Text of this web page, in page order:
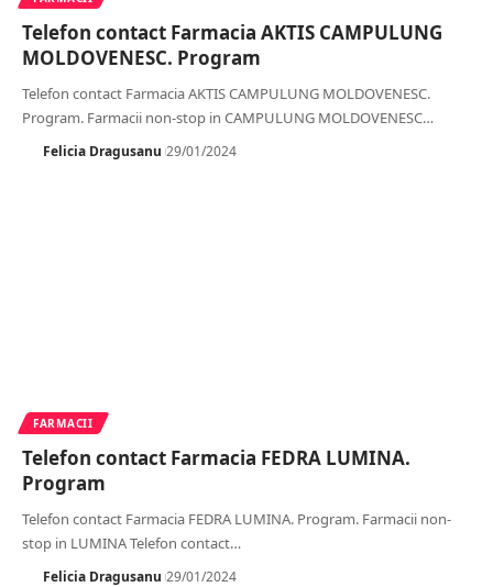
Telefon contact Farmacia AKTIS CAMPULUNG
MOLDOVENESC. Program
Telefon contact Farmacia AKTIS CAMPULUNG MOLDOVENESC.
Program. Farmacii non-stop in CAMPULUNG MOLDOVENESC…
Felicia Dragusanu 29/01/2024
FARMACII
Telefon contact Farmacia FEDRA LUMINA.
Program
Telefon contact Farmacia FEDRA LUMINA. Program. Farmacii non-
stop in LUMINA Telefon contact…
Felicia Dragusanu 29/01/2024